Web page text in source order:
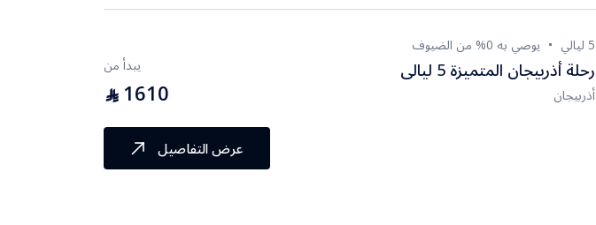
5 ليالي يوصي به 0% من الضيوف
رحلة أذربيجان المتميزة 5 ليالى
أذربيجان
يبدأ من
1610
⃁
عرض التفاصيل